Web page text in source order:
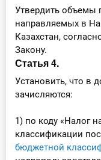
Утвердить объемы
направляемых в
Казахстан,
Закону.
Статья 4.
Установить, что в
зачисляются:
1) по коду «Налог
классификации
бюджетной